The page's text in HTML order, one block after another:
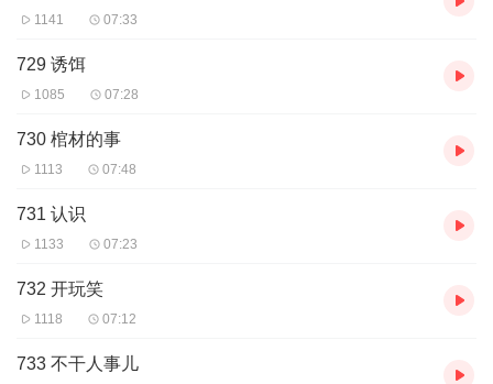
1141 07:33
729 诱饵
1085 07:28
730 棺材的事
1113 07:48
731 认识
1133 07:23
732 开玩笑
1118 07:12
733 不干人事儿